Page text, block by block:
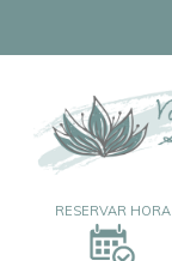
RESERVAR HORA